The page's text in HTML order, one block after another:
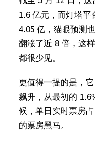
1.6 亿元，而灯塔平
4.05 亿，猫眼预测
翻涨了近 8 倍，这
都很少见。
更值得一提的是，
飙升，从最初的
候，单日实时票房
的票房黑马。